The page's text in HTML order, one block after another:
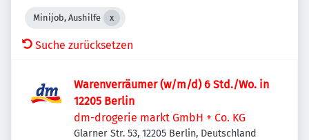
Minijob, Aushilfe
Suche zurücksetzen
Warenverräumer (w/m/d) 6 Std./Wo. in
12205 Berlin
dm-drogerie markt GmbH + Co. KG
Glarner Str. 53, 12205 Berlin, Deutschland